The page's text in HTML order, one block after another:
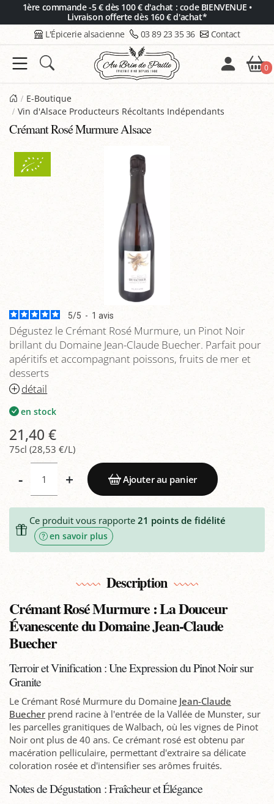
1ère commande -5 € dès 100 € d'achat : code BIENVENUE •
Livraison offerte dès 160 € d'achat*
L'Épicerie alsacienne 03 89 23 35 36 Contact
0
E-Boutique
Vin d'Alsace Producteurs Récoltants Indépendants
Crémant Rosé Murmure Alsace
5/5 - 1 avis
Dégustez le Crémant Rosé Murmure, un Pinot Noir
brillant du Domaine Jean-Claude Buecher. Parfait pour
apéritifs et accompagnant poissons, fruits de mer et
desserts
détail
en stock
21,40 €
75cl (28,53 €/L)
- + Ajouter au panier
Ce produit vous rapporte21 points de fidélité
en savoir plus
Description
Crémant Rosé Murmure : La Douceur
Évanescente du Domaine Jean-Claude
Buecher
Terroir et Vinification : Une Expression du Pinot Noir sur
Granite
Le Crémant Rosé Murmure du Domaine Jean-Claude
Buecher prend racine à l'entrée de la Vallée de Munster, sur
les parcelles granitiques de Walbach, où les vignes de Pinot
Noir ont plus de 40 ans. Ce crémant rosé est obtenu par
macération pelliculaire, permettant d'extraire sa délicate
coloration rosée et d'intensifier ses arômes fruités.
Notes de Dégustation : Fraîcheur et Élégance
Panneau de gestion des cookies